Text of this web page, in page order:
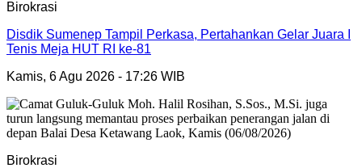
Birokrasi
Disdik Sumenep Tampil Perkasa, Pertahankan Gelar Juara I
Tenis Meja HUT RI ke-81
Kamis, 6 Agu 2026 - 17:26 WIB
Birokrasi